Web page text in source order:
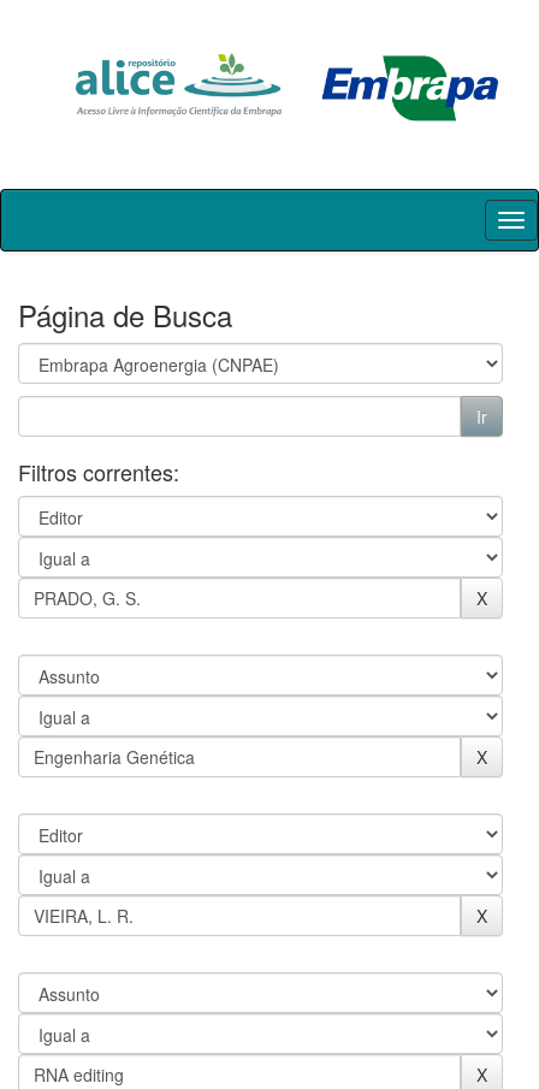
Skip
Página de Busca
Filtros correntes: